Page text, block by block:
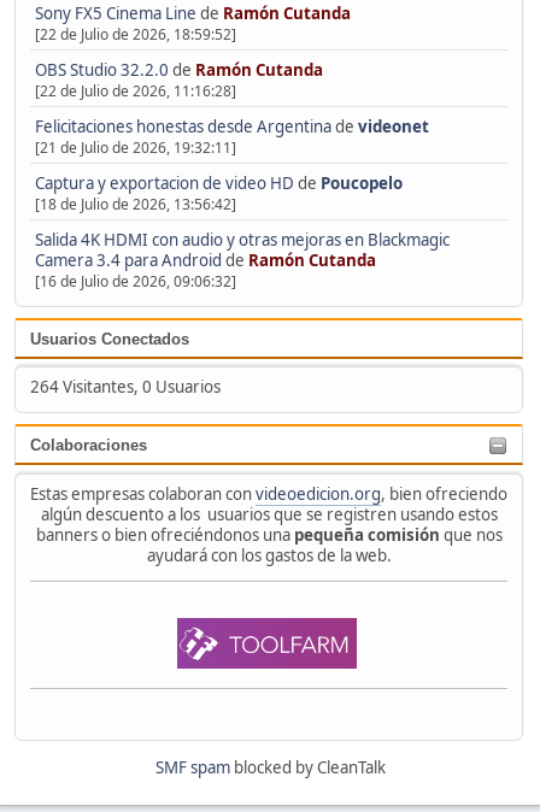
Sony FX5 Cinema Line de Ramón Cutanda
[22 de Julio de 2026, 18:59:52]
OBS Studio 32.2.0 de Ramón Cutanda
[22 de Julio de 2026, 11:16:28]
Felicitaciones honestas desde Argentinade videonet
[21 de Julio de 2026, 19:32:11]
Captura y exportacion de video HD de Poucopelo
[18 de Julio de 2026, 13:56:42]
Salida 4K HDMI con audio y otras mejoras en Blackmagic
Camera 3.4 para Android de Ramón Cutanda
[16 de Julio de 2026, 09:06:32]
Usuarios Conectados
264 Visitantes, 0 Usuarios
Colaboraciones
Estas empresas colaboran convideoedicion.org, bien ofreciendo
algún descuento a los usuarios que se registren usando estos
banners o bien ofreciéndonos una pequeña comisión que nos
ayudará con los gastos de la web.
SMF spamblocked by CleanTalk